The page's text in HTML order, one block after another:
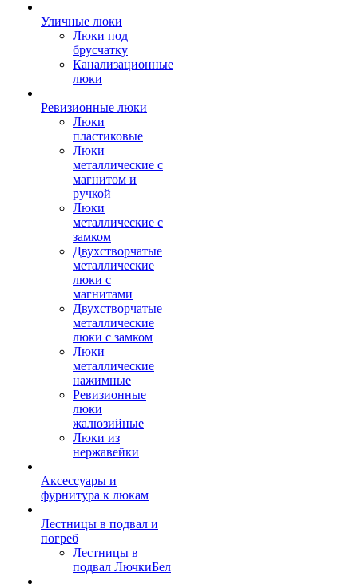
Уличные люки
Люки под
брусчатку
Канализационные
люки
Ревизионные люки
Люки
пластиковые
Люки
металлические с
магнитом и
ручкой
Люки
металлические с
замком
Двухстворчатые
металлические
люки с
магнитами
Двухстворчатые
металлические
люки с замком
Люки
металлические
нажимные
Ревизионные
люки
жалюзийные
Люки из
нержавейки
Аксессуары и
фурнитура к люкам
Лестницы в подвал и
погреб
Лестницы в
подвал ЛючкиБел